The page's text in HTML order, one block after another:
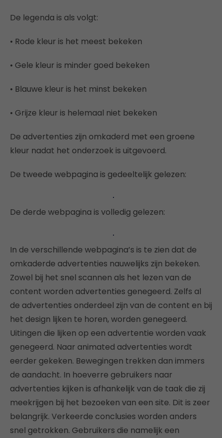
De legenda is als volgt:
• Rode kleur is het meest bekeken
• Gele kleur is minder goed bekeken
• Blauwe kleur is het minst bekeken
• Grijze kleur is helemaal niet bekeken
De advertenties zijn omkaderd met een groene
kleur nadat het onderzoek is uitgevoerd.
De tweede webpagina is gedeeltelijk gelezen:
De derde webpagina is volledig gelezen:
In de verschillende webpagina’s is te zien dat de
omkaderde advertenties nauwelijks zijn bekeken.
Zowel bij het snel scannen als het lezen van de
content worden advertenties genegeerd. Zelfs al
de advertenties onderdeel zijn van de content en bij
het design lijken te horen, worden genegeerd.
Uitingen die lijken op een advertentie worden vaak
genegeerd. Naar animated advertenties wordt
eerder gekeken. Bewegingen trekken dan immers
de aandacht. In hoeverre gebruikers naar
advertenties kijken is afhankelijk van de taak die zij
meekrijgen bij het bezoeken van een site. Dit is zeer
belangrijk. Verkeerde conclusies worden anders
snel getrokken. Gebruikers die namelijk een